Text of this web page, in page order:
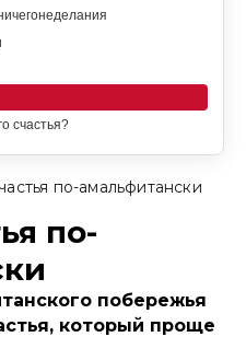
счастья?
по-амальфитански
по-
побережья
который проще